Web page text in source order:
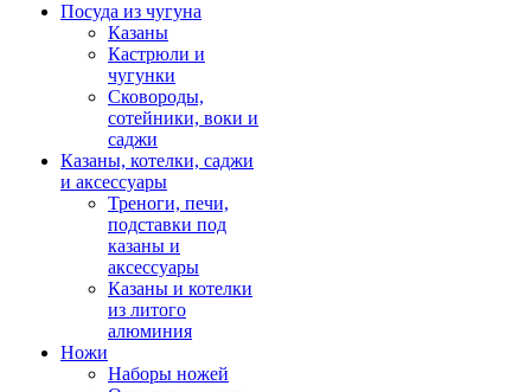
Посуда из чугуна
Казаны
Кастрюли и
чугунки
Сковороды,
сотейники, воки и
саджи
Казаны, котелки, саджи
и аксессуары
Треноги, печи,
подставки под
казаны и
аксессуары
Казаны и котелки
из литого
алюминия
Ножи
Наборы ножей